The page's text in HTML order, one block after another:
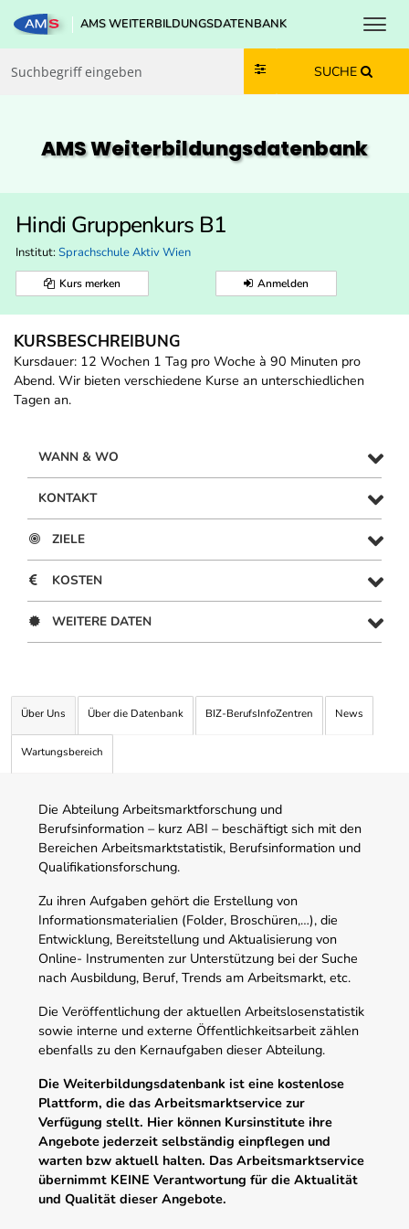
Zum Inhalt springen
Zum Navmenü springen
Zur Suche springen
Zur Footer springen
AMS WEITERBILDUNGSDATENBANK
SUCHE
AMS Weiterbildungs­datenbank
Hindi Gruppenkurs B1
Institut: Sprachschule Aktiv Wien
Kurs merken Anmelden
KURSBESCHREIBUNG
Kursdauer: 12 Wochen 1 Tag pro Woche à 90 Minuten pro
Abend. Wir bieten verschiedene Kurse an unterschiedlichen
Tagen an.
WANN & WO
KONTAKT
ZIELE
KOSTEN
WEITERE DATEN
Über Uns Über die Datenbank BIZ-BerufsInfoZentren News
Wartungsbereich
Die Abteilung Arbeitsmarktforschung und
Berufsinformation – kurz ABI – beschäftigt sich mit den
Bereichen Arbeitsmarktstatistik, Berufsinformation und
Qualifikationsforschung.
Zu ihren Aufgaben gehört die Erstellung von
Informationsmaterialien (Folder, Broschüren,…), die
Entwicklung, Bereitstellung und Aktualisierung von
Online- Instrumenten zur Unterstützung bei der Suche
nach Ausbildung, Beruf, Trends am Arbeitsmarkt, etc.
Die Veröffentlichung der aktuellen Arbeitslosenstatistik
sowie interne und externe Öffentlichkeitsarbeit zählen
ebenfalls zu den Kernaufgaben dieser Abteilung.
Die Weiterbildungsdatenbank ist eine kostenlose
Plattform, die das Arbeitsmarktservice zur
Verfügung stellt. Hier können Kursinstitute ihre
Angebote jederzeit selbständig einpflegen und
warten bzw aktuell halten. Das Arbeitsmarktservice
übernimmt KEINE Verantwortung für die Aktualität
und Qualität dieser Angebote.